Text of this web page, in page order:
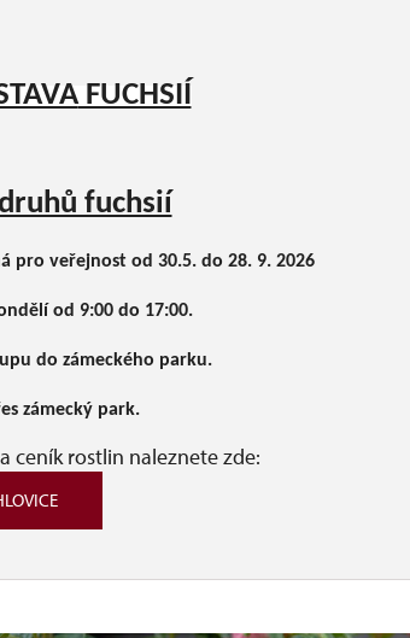
FUCHSIÍ
fuchsií
pro veřejnost od 30.5. do 28. 9. 2026
od 9:00 do 17:00.
do zámeckého parku.
zámecký park.
ceník rostlin naleznete zde: